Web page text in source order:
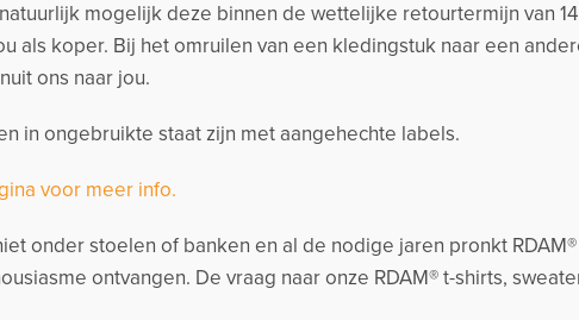
mogelijk deze binnen de wettelijke retourtermijn van
als koper. Bij het omruilen van een kledingstuk naar een
ons naar jou.
in ongebruikte staat zijn met aangehechte labels.
voor meer info.
onder stoelen of banken en al de nodige jaren pronkt
ontvangen. De vraag naar onze RDAM® t-shirts,